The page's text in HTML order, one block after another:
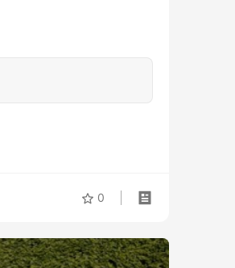
0